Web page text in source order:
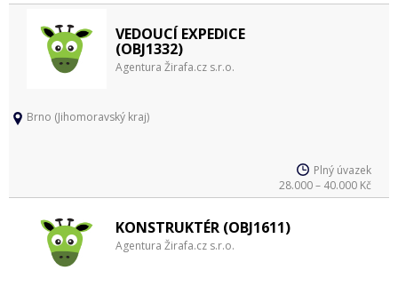
VEDOUCÍ EXPEDICE
(OBJ1332)
Agentura Žirafa.cz s.r.o.
Brno (Jihomoravský kraj)
Plný úvazek
28.000 – 40.000 Kč
KONSTRUKTÉR (OBJ1611)
Agentura Žirafa.cz s.r.o.